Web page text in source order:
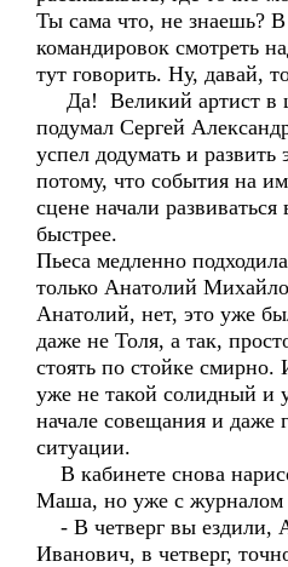
Ты сама что, не знаешь?
командировок смотреть
тут говорить. Ну, давай,
Да! Великий артист в
подумал Сергей
успел додумать и
потому, что события на
сцене начали развиваться
быстрее.
Пьеса медленно
только Анатолий
Анатолий, нет, это уже
даже не Толя, а так,
стоять по стойке
уже не такой солидный и
начале совещания и даже
ситуации.
В кабинете снова
Маша, но уже с журналом
- В четверг вы ездили,
Иванович, в четверг,